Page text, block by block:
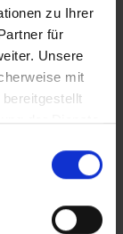
zu Ihrer
für
Unsere
mit
der Dienste